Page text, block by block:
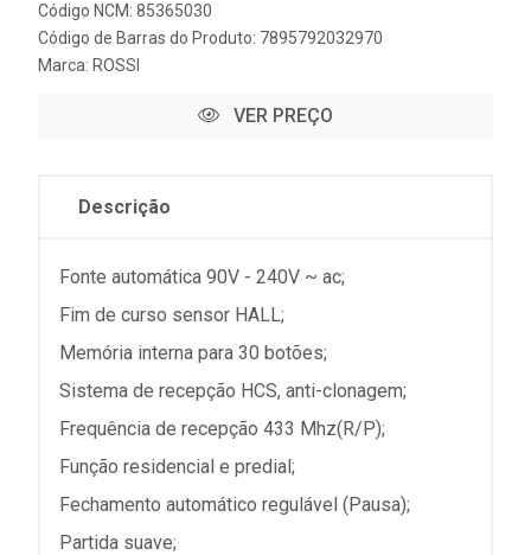
Código NCM: 85365030
Código de Barras do Produto: 7895792032970
Marca: ROSSI
VER PREÇO
Descrição
Fonte automática 90V - 240V ~ ac;
Fim de curso sensor HALL;
Memória interna para 30 botões;
Sistema de recepção HCS, anti-clonagem;
Frequência de recepção 433 Mhz(R/P);
Função residencial e predial;
Fechamento automático regulável (Pausa);
Partida suave;